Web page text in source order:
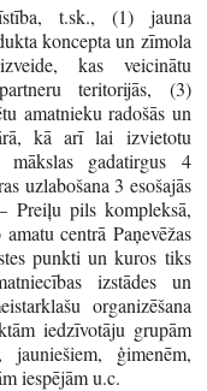
t.sk., (1) jauna
koncepta un zīmola
kas veicinātu
teritorijās, (3)
amatnieku radošās un
kā arī lai izvietotu
mākslas gadatirgus 4
uzlabošana 3 esošajās
Preiļu pils kompleksā,
centrā Paņevēžas
punkti un kuros tiks
izstādes un
organizēšana
iedzīvotāju grupām
ģimenēm,
iespējām u.c.